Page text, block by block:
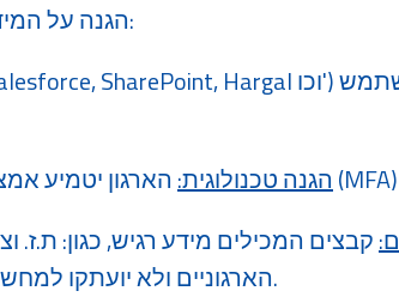
​הגנה על המידע היא אחריות משותפת של כלל העובדים:
הגנה טכנולוגית:
קבצים המכילים מידע רגיש, כגון: ת.ז.
SharePointהארגוניים ולא יועתקו למחשבים אישיים או להתקנים ניידים.